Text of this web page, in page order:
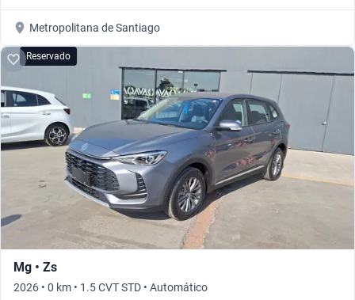
Metropolitana de Santiago
Reservado
Mg • Zs
2026 • 0 km • 1.5 CVT STD • Automático